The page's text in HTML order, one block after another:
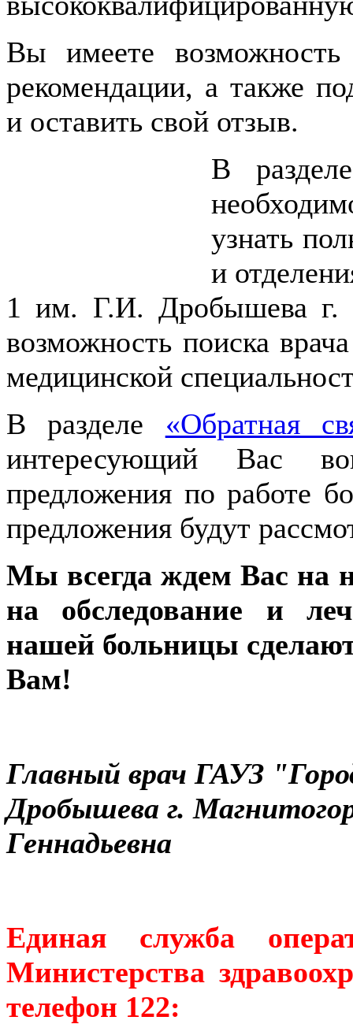
Вы имеете
рекомендации, а также
и оставить свой отзыв.
В
узнать
и
1 им. Г.И. Дробышева г.
возможность поиска
медицинской
В разделе «Обратная
интересующий Вас
предложения по работе
предложения будут
Мы всегда ждем Вас на
на обследование и
нашей больницы
Вам!
Главный врач ГАУЗ
Дробышева г.
Геннадьевна
Единая служба
Министерства
телефон 122: